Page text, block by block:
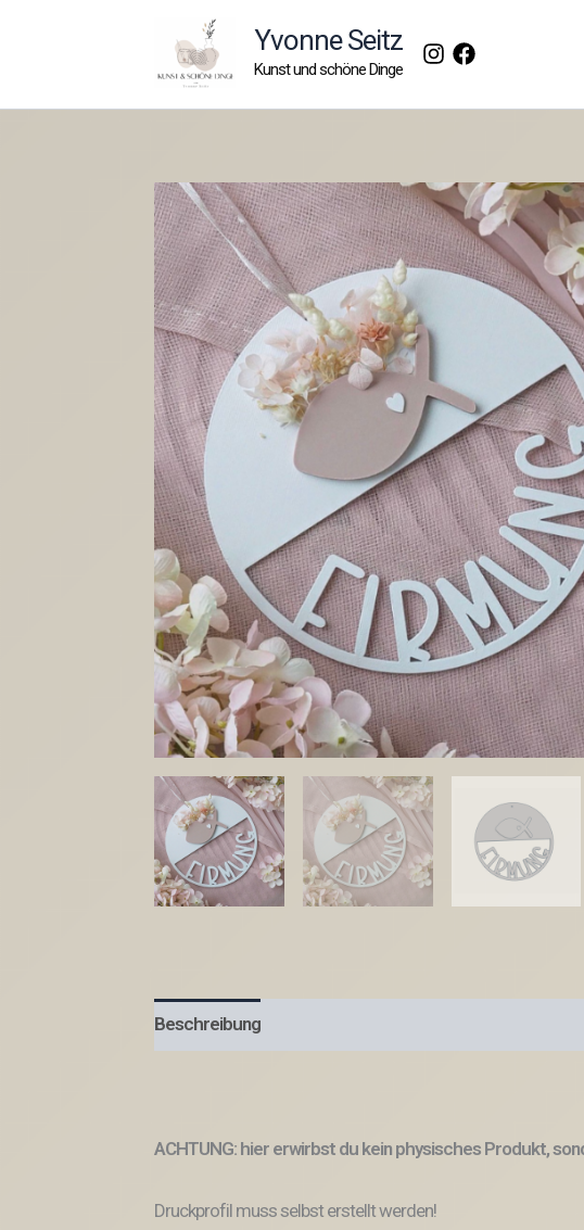
Yvonne Seitz
Kunst und schöne Dinge
Beschreibung
ACHTUNG: hier erwirbst du kein physisches Produkt,
Druckprofil muss selbst erstellt werden!